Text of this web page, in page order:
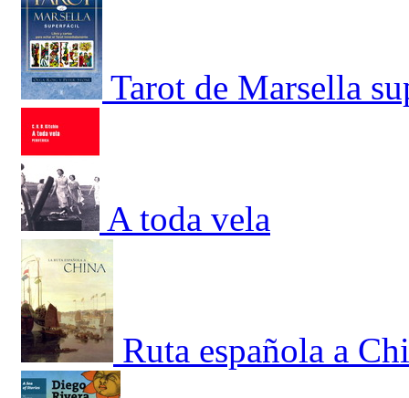
Tarot de Marsella
A toda vela
Ruta española a